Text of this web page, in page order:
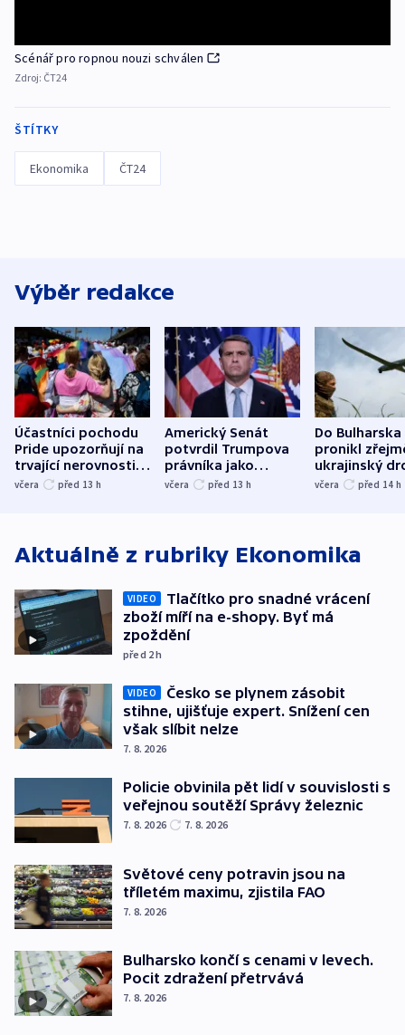
Scénář pro ropnou nouzi schválen
Zdroj: ČT24
ŠTÍTKY
Ekonomika ČT24
Výběr redakce
Účastníci pochodu
Pride upozorňují na
trvající nerovnosti i
společenskou
včera před 13 h
Americký Senát
potvrdil Trumpova
právníka jako
ministra
včera před 13 h
Do Bulharska
pronikl
ukrajinský
explodoval
včera před 14 h
Aktuálně z rubriky Ekonomika
VIDEO
Tlačítko pro snadné vrácení
zboží míří na e-shopy. Byť má
zpoždění
před 2h
VIDEO
Česko se plynem zásobit
stihne, ujišťuje expert. Snížení cen
však slíbit nelze
7. 8. 2026
Policie obvinila pět lidí v souvislosti s
veřejnou soutěží Správy železnic
7. 8. 2026 7. 8. 2026
Světové ceny potravin jsou na
tříletém maximu, zjistila FAO
7. 8. 2026
Bulharsko končí s cenami v levech.
Pocit zdražení přetrvává
7. 8. 2026